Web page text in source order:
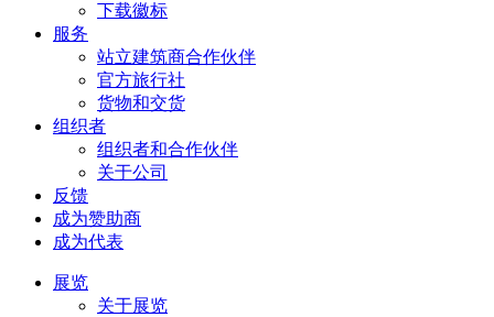
下载徽标
服务
站立建筑商合作伙伴
官方旅行社
货物和交货
组织者
组织者和合作伙伴
关于公司
反馈
成为赞助商
成为代表
展览
关于展览